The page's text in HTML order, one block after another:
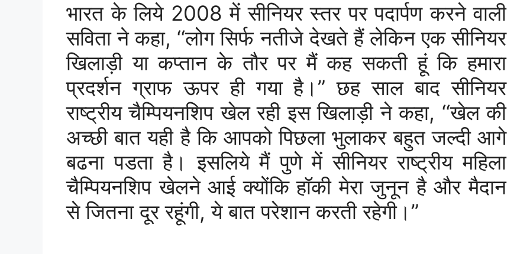
भारत के लिये 2008 में सीनियर स्तर पर पदार्पण करने वाली
सविता ने कहा, ‘‘लोग सिर्फ नतीजे देखते हैं लेकिन एक सीनियर
खिलाड़ी या कप्तान के तौर पर मैं कह सकती हूं कि हमारा
प्रदर्शन ग्राफ ऊपर ही गया है।” छह साल बाद सीनियर
राष्ट्रीय चैम्पियनशिप खेल रही इस खिलाड़ी ने कहा, ‘‘खेल की
अच्छी बात यही है कि आपको पिछला भुलाकर बहुत जल्दी आगे
बढना पडता है। इसलिये मैं पुणे में सीनियर राष्ट्रीय महिला
चैम्पियनशिप खेलने आई क्योंकि हॉकी मेरा जुनून है और मैदान
से जितना दूर रहूंगी, ये बात परेशान करती रहेगी।”